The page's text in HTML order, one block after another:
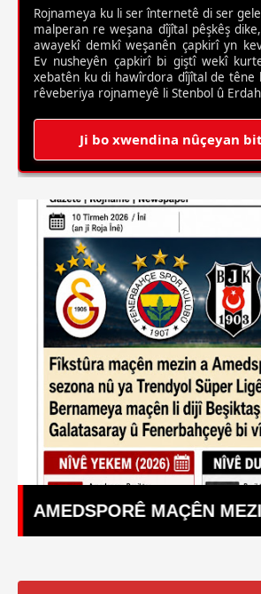
Rojnameya ku li ser înternetê di ser
malperan re weşana dîjîtal pêşkêş
awayekî demkî weşanên çapkirî yn
Ev nusheyên çapkirî bi giştî wekî
xebatên ku di hawîrdora dîjîtal de têne
rêveberiya rojnameyê li Stenbol û
Ji bo xwendina nûçeyan
AMEDSPORÊ MAÇÊN